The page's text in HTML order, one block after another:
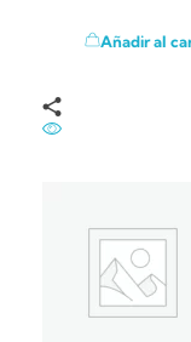
Añadir al